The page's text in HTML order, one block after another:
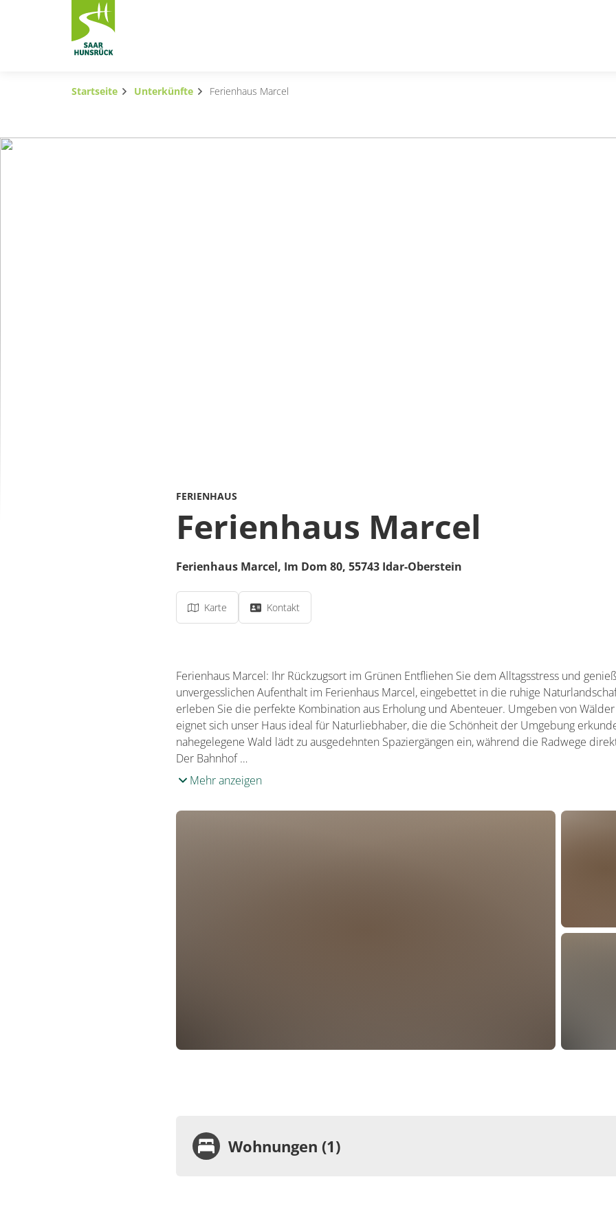
Zum Hauptinhalt springen
Subnavigation umschalten
Startseite Unterkünfte Ferienhaus Marcel
FERIENHAUS
Ferienhaus Marcel
Ferienhaus Marcel, Im Dom 80, 55743 Idar-Oberstein
Karte Kontakt
Ferienhaus Marcel: Ihr Rückzugsort im Grünen Entfliehen Sie dem Alltagsstress und
unvergesslichen Aufenthalt im Ferienhaus Marcel, eingebettet in die ruhige
erleben Sie die perfekte Kombination aus Erholung und Abenteuer. Umgeben von
eignet sich unser Haus ideal für Naturliebhaber, die die Schönheit der Umgebung
nahegelegene Wald lädt zu ausgedehnten Spaziergängen ein, während die Radwege
Der Bahnhof …
Mehr anzeigen
Wohnungen (1)